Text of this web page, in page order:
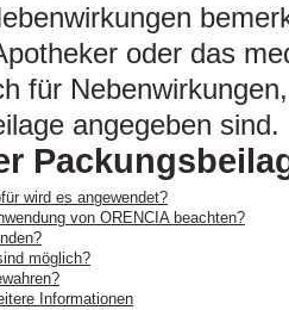
oder das
für
angegeben
wird es angewendet?
von ORENCIA beachten?
möglich?
Informationen